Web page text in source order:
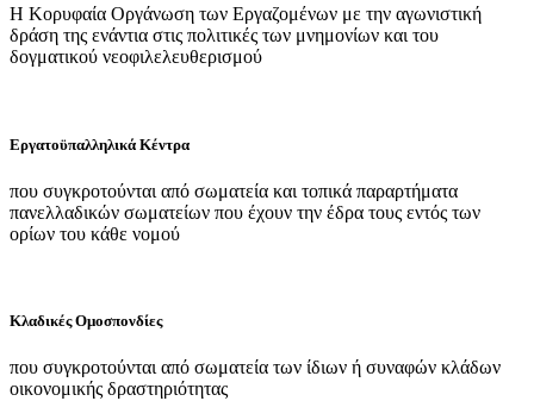
Η Κορυφαία Οργάνωση των Εργαζομένων με την αγωνιστική
δράση της ενάντια στις πολιτικές των μνημονίων και του
δογματικού νεοφιλελευθερισμού
Εργατοϋπαλληλικά Κέντρα
που συγκροτούνται από σωματεία και τοπικά παραρτήματα
πανελλαδικών σωματείων που έχουν την έδρα τους εντός των
ορίων του κάθε νομού
Κλαδικές Ομοσπονδίες
που συγκροτούνται από σωματεία των ίδιων ή συναφών κλάδων
οικονομικής δραστηριότητας